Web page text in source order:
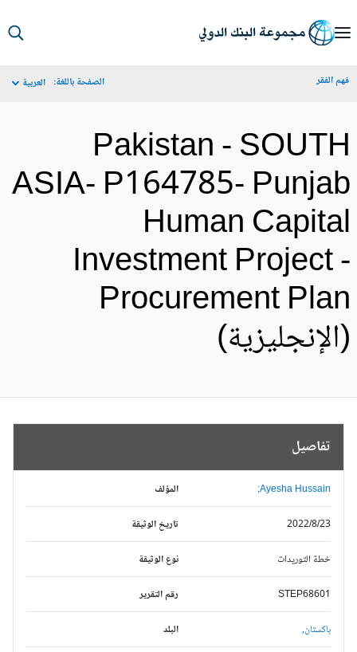
الفقر الصفحة باللغة: العربية
Pakistan -
ASIA- P164785-
Human
Investment Project
Procurement
تفاصيل
المؤلف Ayesha Hussain;
تاريخ الوثيقة 2022/8/23
نوع الوثيقة خطة التوريدات
رقم التقرير STEP68601
البلد باكستان,